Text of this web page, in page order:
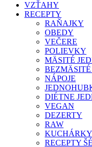
VZŤAHY
RECEPTY
RAŇAJKY
OBEDY
VEČERE
POLIEVKY
MÄSITÉ
NÁPOJE
DIÉTNE
VEGAN
DEZERTY
RAW
KUCHÁRKY
RECEPTY